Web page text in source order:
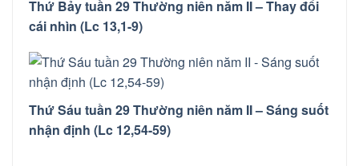
Thứ Bảy tuần 29 Thường niên năm II – Thay đổi
cái nhìn (Lc 13,1-9)
Thứ Sáu tuần 29 Thường niên năm II – Sáng suốt
nhận định (Lc 12,54-59)